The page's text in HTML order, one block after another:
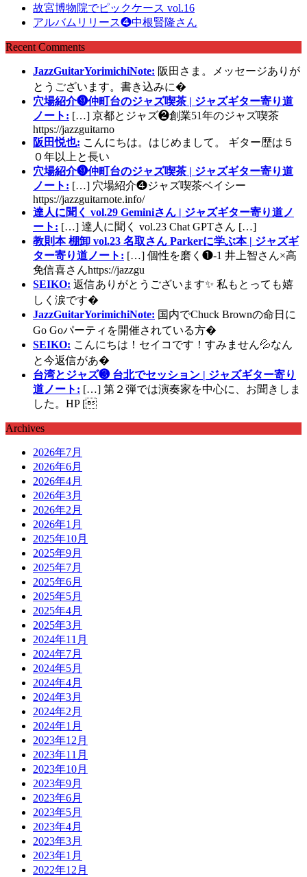
故宮博物院でピックケース vol.16
アルバムリリース❹中根賢隆さん
Recent Comments
JazzGuitarYorimichiNote: 阪田さま。メッセージありが
とうございます。書き込みに�
穴場紹介❾仲町台のジャズ喫茶 | ジャズギター寄り道
ノート: […] 京都とジャズ❷創業51年のジャズ喫茶
https://jazzguitarno
阪田悦也: こんにちは。はじめまして。 ギター歴は５
０年以上と長い
穴場紹介❾仲町台のジャズ喫茶 | ジャズギター寄り道
ノート: […] 穴場紹介❹ジャズ喫茶ベイシー
https://jazzguitarnote.info/
達人に聞く vol.29 Geminiさん | ジャズギター寄り道ノ
ート: […] 達人に聞く vol.23 Chat GPTさん […]
教則本 棚卸 vol.23 名取さん Parkerに学ぶ本 | ジャズギ
ター寄り道ノート: […] 個性を磨く❶-1 井上智さん×高
免信喜さんhttps://jazzgu
SEIKO: 返信ありがとうございます✨ 私もとっても嬉
しく涙です�
JazzGuitarYorimichiNote: 国内でChuck Brownの命日に
Go Goパーティを開催されている方�
SEIKO: こんにちは！セイコです！すみません💦なん
と今返信があ�
台湾とジャズ❸ 台北でセッション | ジャズギター寄り
道ノート: […] 第２弾では演奏家を中心に、お聞きしま
した。HP [
Archives
2026年7月
2026年6月
2026年4月
2026年3月
2026年2月
2026年1月
2025年10月
2025年9月
2025年7月
2025年6月
2025年5月
2025年4月
2025年3月
2024年11月
2024年7月
2024年5月
2024年4月
2024年3月
2024年2月
2024年1月
2023年12月
2023年11月
2023年10月
2023年9月
2023年6月
2023年5月
2023年4月
2023年3月
2023年1月
2022年12月